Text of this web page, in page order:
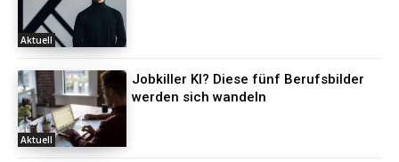
Aktuell
Aktuell
Jobkiller KI? Diese fünf Berufsbilder
werden sich wandeln